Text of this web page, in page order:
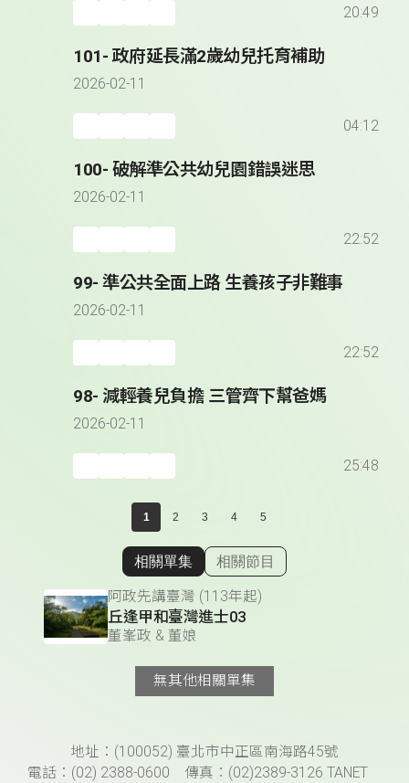
20:49
101- 政府延長滿2歲幼兒托育補助
2026-02-11
04:12
100- 破解準公共幼兒園錯誤迷思
2026-02-11
22:52
99- 準公共全面上路 生養孩子非難事
2026-02-11
22:52
98- 減輕養兒負擔 三管齊下幫爸媽
2026-02-11
25:48
1 2 3 4 5
顯示相關單集
相關單集 相關節目
阿政先講臺灣 (113年起)
丘逢甲和臺灣進士03
董峯政 & 董娘
無其他相關單集
頁尾資訊地址：(100052) 臺北市中正區南海路45號
電話：(02) 2388-0600 傳真：(02)2389-3126 TANET